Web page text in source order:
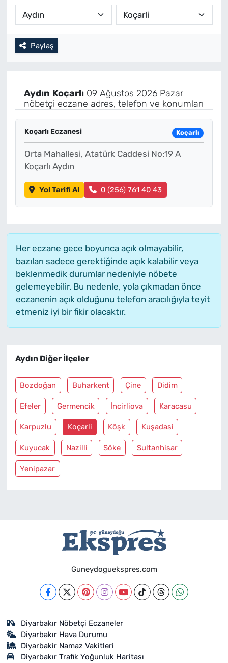
Paylaş
Aydın Koçarlı 09 Ağustos 2026 Pazar
nöbetçi eczane adres, telefon ve konumları
Koçarlı Eczanesi Koçarlı
Orta Mahallesi, Atatürk Caddesi No:19 A
Koçarlı Aydın
Yol Tarifi Al 0 (256) 761 40 43
Her eczane gece boyunca açık olmayabilir,
bazıları sadece gerektiğinde açık kalabilir veya
beklenmedik durumlar nedeniyle nöbete
gelemeyebilir. Bu nedenle, yola çıkmadan önce
eczanenin açık olduğunu telefon aracılığıyla teyit
etmeniz iyi bir fikir olacaktır.
Aydın Diğer İlçeler
Bozdoğan Buharkent Çine Didim
Efeler Germencik İncirliova Karacasu
Karpuzlu Koçarli Köşk Kuşadasi
Kuyucak Nazilli Söke Sultanhisar
Yenipazar
Guneydoguekspres.com
Diyarbakır Nöbetçi Eczaneler
Diyarbakır Hava Durumu
Diyarbakir Namaz Vakitleri
Diyarbakır Trafik Yoğunluk Haritası